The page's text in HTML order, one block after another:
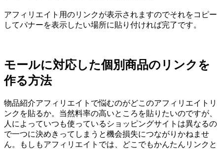
アフィリエイト用のリンクが表示されますのでそれをコピー
してバナーを表示したい場所に貼り付ければ完了です。
モールに対応した個別商品のリンクを
作る方法
物品紹介アフィリエイトで悩むのがどこのアフィリエイトリ
ンクを貼るか。当然料率の高いところを貼りたいのですが、
人によっていつも使っているショッピングサイトは異なるの
で一つに決めきってしまうと機会損失につながりかねませ
ん。もしもアフィリエイトでは、どこでもかんたんリンクと